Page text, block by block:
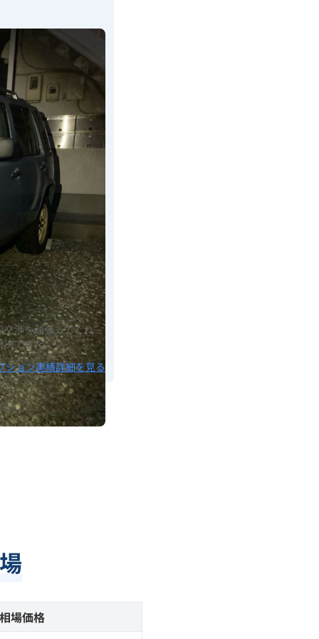
交渉を頑張ってくれ
決できた。
ション実績詳細を見る
場価格